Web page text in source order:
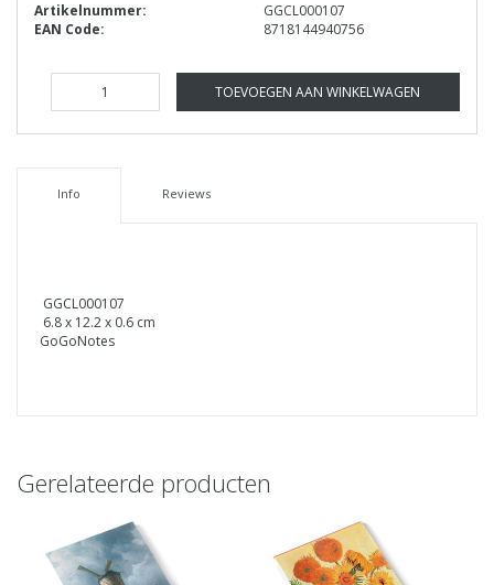
Artikelnummer:
GGCL000107
EAN Code:
8718144940756
TOEVOEGEN AAN WINKELWAGEN
Info Reviews
GGCL000107
6.8 x 12.2 x 0.6 cm
GoGoNotes
Gerelateerde producten